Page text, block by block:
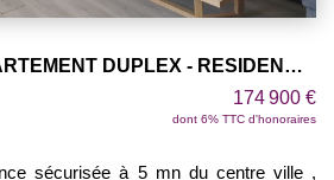
EXCLUSIVITE APPARTEMENT DUPLEX - RESIDENCE LES TISSERANDS BEAUVAIS
174 900 €
dont 6% TTC d'honoraires
sécurisée à 5 mn du centre ville ,